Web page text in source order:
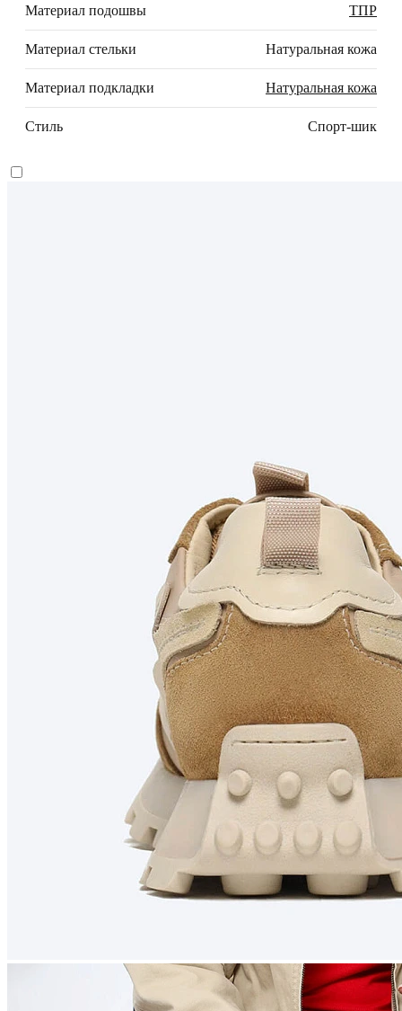
Материал подошвы ТПР
Материал стельки Натуральная кожа
Материал подкладки Натуральная кожа
Стиль Спорт-шик